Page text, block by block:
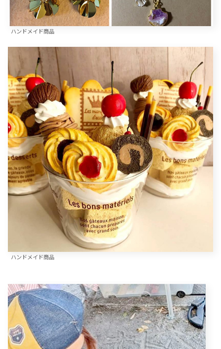
ハンドメイド商品
ハンドメイド商品